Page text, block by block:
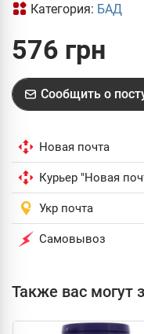
Категория: БАД
576 грн
Сообщить о
Новая почта
Курьер "Новая
Укр почта
Самовывоз
Также вас могут